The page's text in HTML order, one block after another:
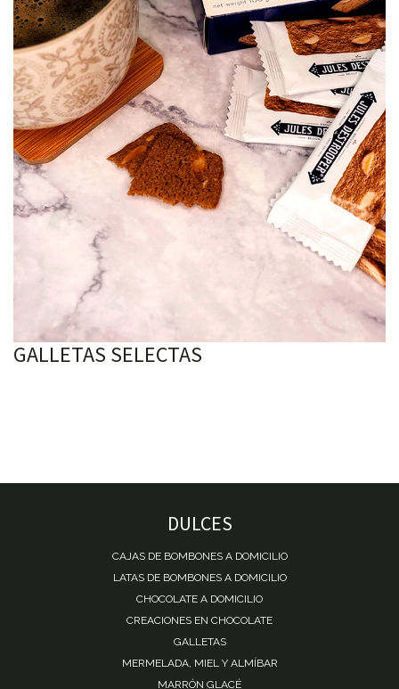
GALLETAS SELECTAS
DULCES
CAJAS DE BOMBONES A DOMICILIO
LATAS DE BOMBONES A DOMICILIO
CHOCOLATE A DOMICILIO
CREACIONES EN CHOCOLATE
GALLETAS
MERMELADA, MIEL Y ALMÍBAR
MARRÓN GLACÉ